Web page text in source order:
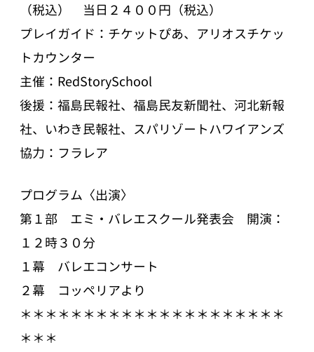
（税込） 当日２４００円（税込）
プレイガイド：チケットぴあ、アリオスチケッ
トカウンター
主催：RedStorySchool
後援：福島民報社、福島民友新聞社、河北新報
社、いわき民報社、スパリゾートハワイアンズ
協力：フラレア
プログラム〈出演〉
第１部 エミ・バレエスクール発表会 開演：
１２時３０分
１幕 バレエコンサート
２幕 コッペリアより
＊＊＊＊＊＊＊＊＊＊＊＊＊＊＊＊＊＊＊＊＊
＊＊＊